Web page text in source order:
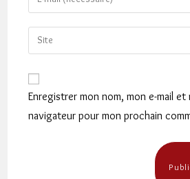
comment
your
email
address
Saisir
l’URL
votre
site
(facultatif)
Enregistrer mon nom, mon e-mail et
navigateur pour mon prochain